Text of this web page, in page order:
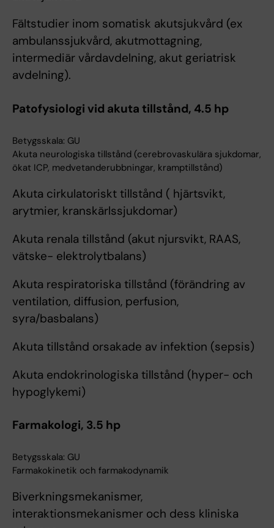
Fältstudier inom somatisk akutsjukvård (ex
ambulanssjukvård, akutmottagning,
intermediär vårdavdelning, akut geriatrisk
avdelning).
Patofysiologi vid akuta tillstånd, 4.5 hp
Betygsskala: GU
Akuta neurologiska tillstånd (cerebrovaskulära sjukdomar,
ökat ICP, medvetanderubbningar, kramptillstånd)
Akuta cirkulatoriskt tillstånd ( hjärtsvikt,
arytmier, kranskärlssjukdomar)
Akuta renala tillstånd (akut njursvikt, RAAS,
vätske- elektrolytbalans)
Akuta respiratoriska tillstånd (förändring av
ventilation, diffusion, perfusion,
syra/basbalans)
Akuta tillstånd orsakade av infektion (sepsis)
Akuta endokrinologiska tillstånd (hyper- och
hypoglykemi)
Farmakologi, 3.5 hp
Betygsskala: GU
Farmakokinetik och farmakodynamik
Biverkningsmekanismer,
interaktionsmekanismer och dess kliniska